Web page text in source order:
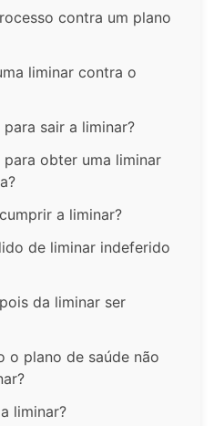
contra um plano
liminar contra o
sair a liminar?
obter uma liminar
a liminar?
de liminar indeferido
da liminar ser
o plano de saúde não
liminar?